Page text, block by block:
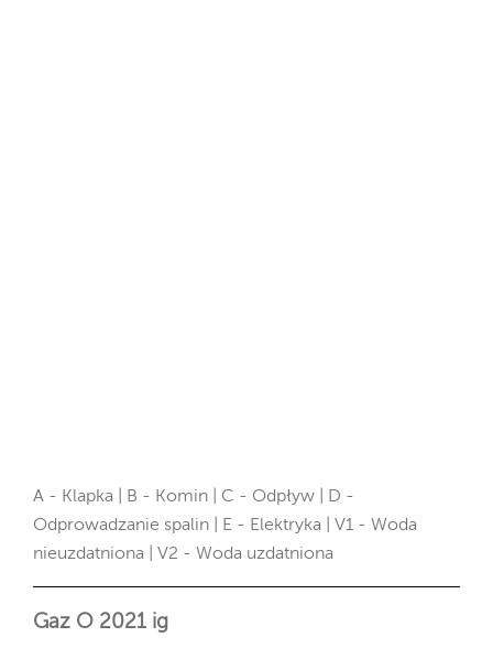
A - Klapka | B - Komin | C - Odpływ | D -
Odprowadzanie spalin | E - Elektryka | V1 - Woda
nieuzdatniona | V2 - Woda uzdatniona
Gaz O 2021 ig